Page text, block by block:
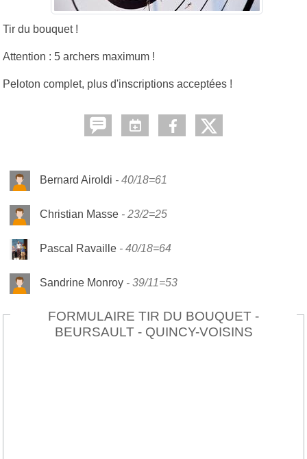
Tir du bouquet !
Attention : 5 archers maximum !
Peloton complet, plus d'inscriptions acceptées !
Bernard Airoldi 40/18=61
Christian Masse 23/2=25
Pascal Ravaille 40/18=64
Sandrine Monroy 39/11=53
FORMULAIRE TIR DU BOUQUET -
BEURSAULT - QUINCY-VOISINS